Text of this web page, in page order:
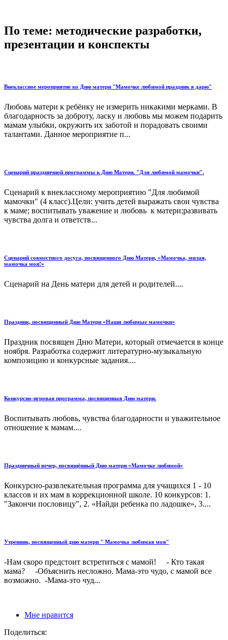
По теме: методические разработки,
презентации и конспекты
Внеклассное мероприятие ко Дню матери "Мамочке любимой праздник я дарю"
Любовь матери к ребёнку не измерить никакими мерками. В
благодарность за доброту, ласку и любовь мы можем подарить
мамам улыбки, окружить их заботой и порадовать своими
талантами. Данное мероприятие п...
Сценарий праздничной программы к Дню Матери. "Для любимой мамочки".
Сценарий к внеклассному мероприятию "Для любимой
мамочки" (4 класс).Цели: учить детей выражать свои чувства
к маме; воспитывать уважение и любовь к матери;развивать
чувства долга и ответств...
Сценарий совместного досуга, посвященного Дню Матери, «Мамочка, милая,
мамочка моя!»
Сценарий на День матери для детей и родителей....
Праздник, посвященный Дню Матери «Наши любимые мамочки»
Праздник посвящен Дню Матери, который отмечается в конце
ноября. Разработка содержит литературно-музыкальную
композицию и конкурсные задания....
Конкурсно-игровая программа, посвященная Дню матери.
Воспитывать любовь, чувства благодарности и уважительное
отношение к мамам....
Праздничный вечер, посвящённый Дню матери «Мамочке любимой»
Конкурсно-развлекательная программа для учащихся 1 - 10
классов и их мам в коррекционной школе. 10 конкурсов: 1.
"Закончи пословицу", 2. «Найди ребенка по ладошке», 3....
Утренник, посвященный дню матери " Мамочка любимая моя"
-Нам скоро предстоит встретиться с мамой! - Кто такая
мама? -Объяснить несложно. Мама-это чудо, с мамой все
возможно. -Мама-это чуд...
Мне нравится
Поделиться: